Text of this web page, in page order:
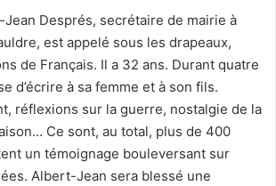
Jean Després, secrétaire de mairie à
est appelé sous les drapeaux,
de Français. Il a 32 ans. Durant quatre
d’écrire à sa femme et à son fils.
réflexions sur la guerre, nostalgie de la
Ce sont, au total, plus de 400
un témoignage bouleversant sur
Albert-Jean sera blessé une